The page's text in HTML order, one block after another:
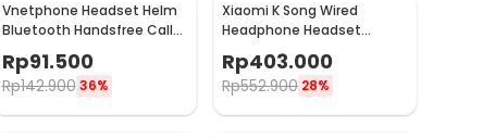
Vnetphone Headset Helm
Bluetooth Handsfree Call
Rp91.500
Rp142.900 36%
Xiaomi K Song Wired
Headphone Headset
Karaoke with Mic
Rp403.000
Rp552.900 28%